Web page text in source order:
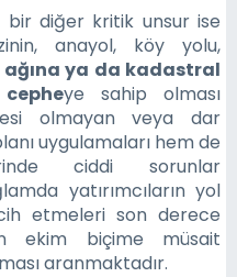
bir diğer kritik unsur ise
anayol, köy yolu,
ağına ya da kadastral
ye sahip olması
olmayan veya dar
uygulamaları hem de
ciddi sorunlar
yatırımcıların yol
etmeleri son derece
ekim biçime müsait
aranmaktadır.